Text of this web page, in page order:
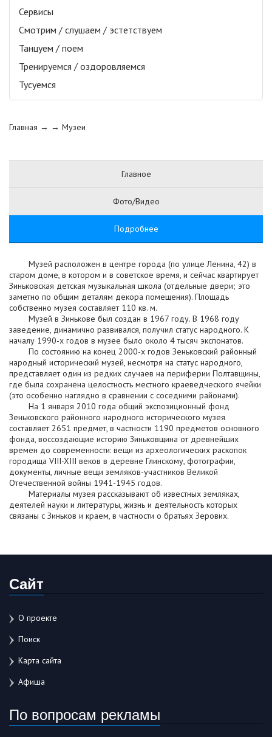
Сервисы
Смотрим / слушаем / эстетствуем
Танцуем / поем
Тренируемся / оздоровляемся
Тусуемся
Главная → → Музеи
Главное
Фото/Видео
Подробнее
Музей расположен в центре города (по улице Ленина, 42) в
старом доме, в котором и в советское время, и сейчас квартирует
Зиньковская детская музыкальная школа (отдельные двери; это
заметно по общим деталям декора помещения). Площадь
собственно музея составляет 110 кв. м.
Музей в Зинькове был создан в 1967 году. В 1968 году
заведение, динамично развивался, получил статус народного. К
началу 1990-х годов в музее было около 4 тысяч экспонатов.
По состоянию на конец 2000-х годов Зеньковский районный
народный исторический музей, несмотря на статус народного,
представляет один из редких случаев на периферии Полтавщины,
где была сохранена целостность местного краеведческого ячейки
(это особенно наглядно в сравнении с соседними районами).
На 1 января 2010 года общий экспозиционный фонд
Зеньковского районного народного исторического музея
составляет 2651 предмет, в частности 1190 предметов основного
фонда, воссоздающие историю Зиньковщина от древнейших
времен до современности: вещи из археологических раскопок
городища VIII-XIII веков в деревне Глинскому, фотографии,
документы, личные вещи земляков-участников Великой
Отечественной войны 1941-1945 годов.
Материалы музея рассказывают об известных земляках,
деятелей науки и литературы, жизнь и деятельность которых
связаны с Зиньков и краем, в частности о братьях Зерових.
Сайт
О проекте
Поиск
Карта сайта
Афиша
По вопросам рекламы